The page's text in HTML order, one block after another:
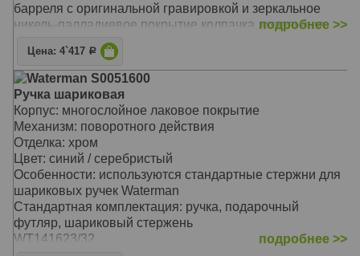
барреля с оригинальной гравировкой и зеркальное
никель-палладиевое покрытие колпачка, отдельные
элементы дизайна - зеркальный хром
Цвет : Satin Black CT (черный с сатиновым эффектом/
зеркальный хром )
Особенности: используется стандартный сержень для
шариковых ручек Waterman
Примечание: возможно временное отсуствие на
складе, гарантированная поставка при
предварительном заказе.
WT182723/32
подробнее >>
Цена: 4`417 Р
Waterman S0051600
Ручка шариковая
Корпус: многослойное лаковое покрытие
Механизм: поворотного действия
Отделка: хром
Цвет: синий / серебристый
Особенности: используются стандартные стержни для
шариковых ручек Waterman
Стандартная комплектация: ручка, подарочный
футляр, шариковый стержень
WT141623/32
подробнее >>